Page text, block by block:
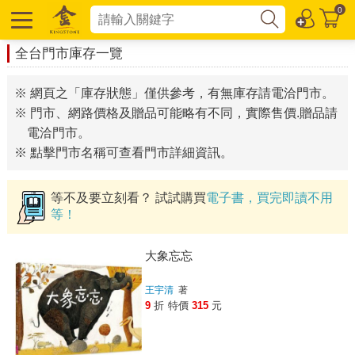
0
全台門市庫存一覽
※ 網頁之「庫存狀態」僅供參考，有無庫存請電洽門市。
※ 門市、網路價格及贈品可能略有不同，實際售價.贈品請
電洽門市。
※ 點擊門市名稱可查看門市詳細資訊。
等不及要立刻看？ 試試購買電子書，買完即讀不用
等！
大象忘忘
王宇清 著
9 折 特價 315 元